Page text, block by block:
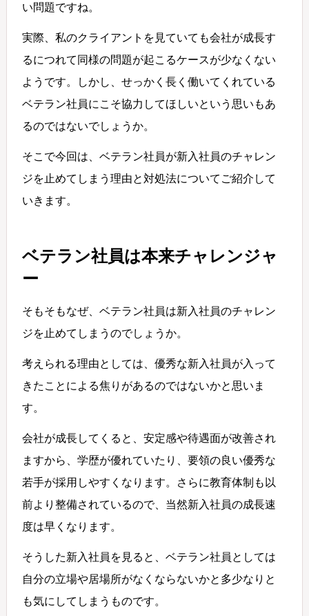
い問題ですね。
実際、私のクライアントを見ていても会社が成長す
るにつれて同様の問題が起こるケースが少なくない
ようです。しかし、せっかく長く働いてくれている
ベテラン社員にこそ協力してほしいという思いもあ
るのではないでしょうか。
そこで今回は、ベテラン社員が新入社員のチャレン
ジを止めてしまう理由と対処法についてご紹介して
いきます。
ベテラン社員は本来チャレンジャ
ー
そもそもなぜ、ベテラン社員は新入社員のチャレン
ジを止めてしまうのでしょうか。
考えられる理由としては、優秀な新入社員が入って
きたことによる焦りがあるのではないかと思いま
す。
会社が成長してくると、安定感や待遇面が改善され
ますから、学歴が優れていたり、要領の良い優秀な
若手が採用しやすくなります。さらに教育体制も以
前より整備されているので、当然新入社員の成長速
度は早くなります。
そうした新入社員を見ると、ベテラン社員としては
自分の立場や居場所がなくならないかと多少なりと
も気にしてしまうものです。